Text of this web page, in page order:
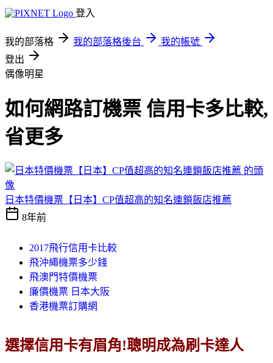
登入
我的部落格 我的部落格後台
我的帳號
登出
偶像明星
如何網路訂機票 信用卡多比較,
省更多
日本特價機票【日本】CP值超高的知名連鎖飯店推薦
8年前
2017飛行信用卡比較
飛沖繩機票多少錢
飛澳門特價機票
廉價機票 日本大阪
香港機票訂購網
選擇信用卡有眉角!聰明成為刷卡達人